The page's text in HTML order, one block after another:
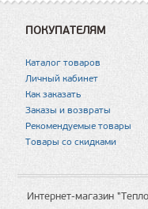
ПОКУПАТЕЛЯМ
Каталог товаров
Личный кабинет
Как заказать
Заказы и возвраты
Рекомендуемые товары
Товары со скидками
Интернет-магазин